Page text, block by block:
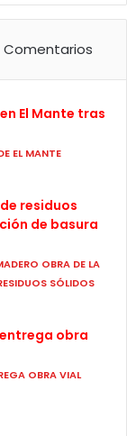
Comentarios
El Mante tras
EL MANTE
residuos
de basura
OBRA DE LA
SÓLIDOS
obra
OBRA VIAL